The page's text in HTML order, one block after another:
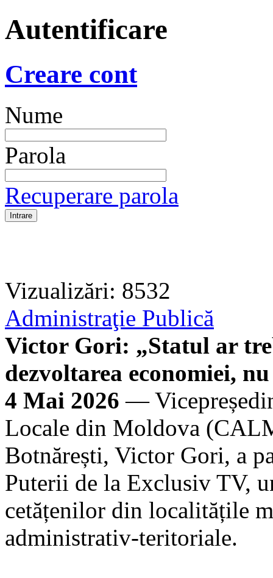
Autentificare
Creare cont
Nume
Parola
Recuperare parola
Vizualizări: 8532
Administraţie Publică
Victor Gori: „Statul ar
dezvoltarea economiei,
4 Mai 2026 —
Locale din Moldova
Botnărești, Victor Gori, a
Puterii de la Exclusiv TV,
cetățenilor din localitățile
administrativ-teritoriale.